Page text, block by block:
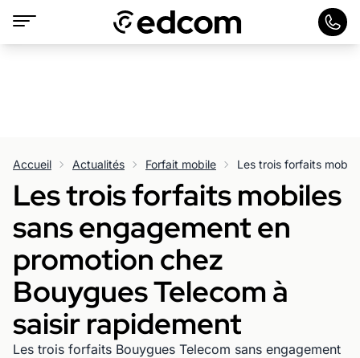
Accueil Actualités Forfait mobile
Les trois forfaits mobiles
sans engagement en
promotion chez
Bouygues Telecom à
saisir rapidement
Les trois forfaits Bouygues Telecom sans engagement